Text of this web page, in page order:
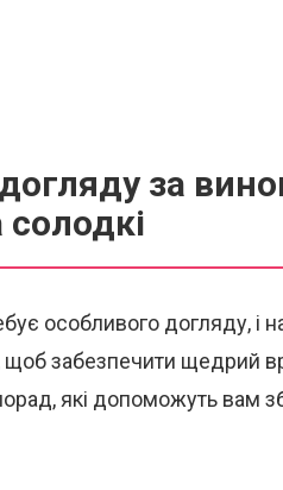
за
солодкі
особливого догляду, і
забезпечити щедрий
які допоможуть вам